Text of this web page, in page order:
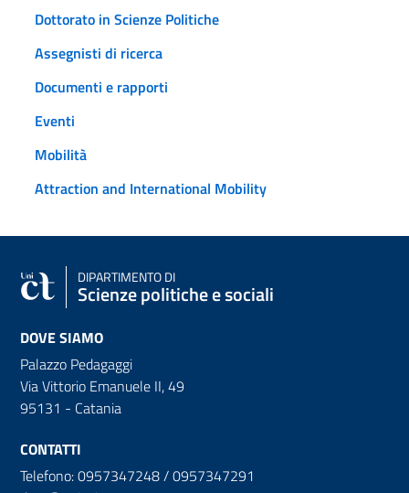
Dottorato in Scienze Politiche
Assegnisti di ricerca
Documenti e rapporti
Eventi
Mobilità
Attraction and International Mobility
DIPARTIMENTO DI
Scienze politiche e sociali
DOVE SIAMO
Palazzo Pedagaggi
Via Vittorio Emanuele II, 49
95131 - Catania
CONTATTI
Telefono: 0957347248 / 0957347291